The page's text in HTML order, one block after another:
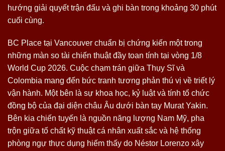
hướng giải quyết trận đấu và ghi bàn trong khoảng 30 phút
cuối cùng.
BC Place tại Vancouver chuẩn bị chứng kiến một trong
những màn so tài chiến thuật đầy toan tính tại vòng 1/8
World Cup 2026. Cuộc chạm trán giữa Thụy Sĩ và
Colombia mang đến bức tranh tương phản thú vị về triết lý
vận hành. Một bên là sự khoa học, kỷ luật và tính tổ chức
đồng bộ của đại diện châu Âu dưới bàn tay Murat Yakin.
Bên kia chiến tuyến là nguồn năng lượng Nam Mỹ, pha
trộn giữa tố chất kỹ thuật cá nhân xuất sắc và hệ thống
phòng ngự thực dụng hiếm thấy do Néstor Lorenzo xây